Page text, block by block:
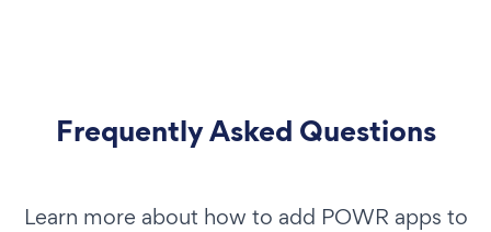
Frequently Asked Questions
Learn more about how to add POWR apps to